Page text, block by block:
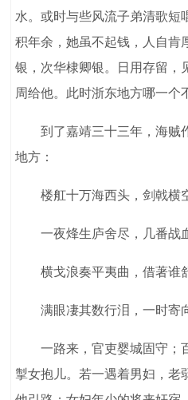
水。或时与些风流子弟清歌短
积年余，她虽不起钱，人自肯
银，次华棣卿银。日用存留，
周给他。此时浙东地方哪一个
到了嘉靖三十三年，海贼
地方：
楼舡十万海西头，剑戟横空
一夜烽生庐舍尽，几番战血
横戈浪奏平夷曲，借著谁舒
满眼凄其数行泪，一时寄向
一路来，官吏婴城固守；百
掣女抱儿。若一遇着男妇，老